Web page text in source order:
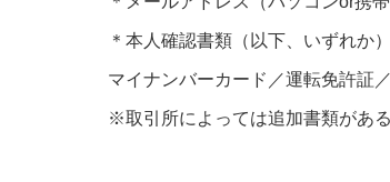
＊本人確認書類（以下、いずれか）
マイナンバーカード／運転免許証
※取引所によっては追加書類があ